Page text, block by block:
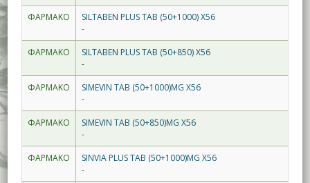
ΦΑΡΜΑΚΟ
SILTABEN PLUS TAB (50+1000) X56
-
ΦΑΡΜΑΚΟ
SILTABEN PLUS TAB (50+850) X56
-
ΦΑΡΜΑΚΟ
SIMEVIN TAB (50+1000)MG X56
-
ΦΑΡΜΑΚΟ
SIMEVIN TAB (50+850)MG X56
-
ΦΑΡΜΑΚΟ
SINVIA PLUS TAB (50+1000)MG X56
-